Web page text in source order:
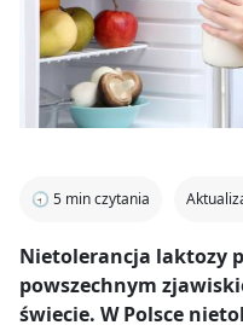
🕣 5 min czytania
Nietolerancja laktozy
powszechnym
świecie. W Polsce